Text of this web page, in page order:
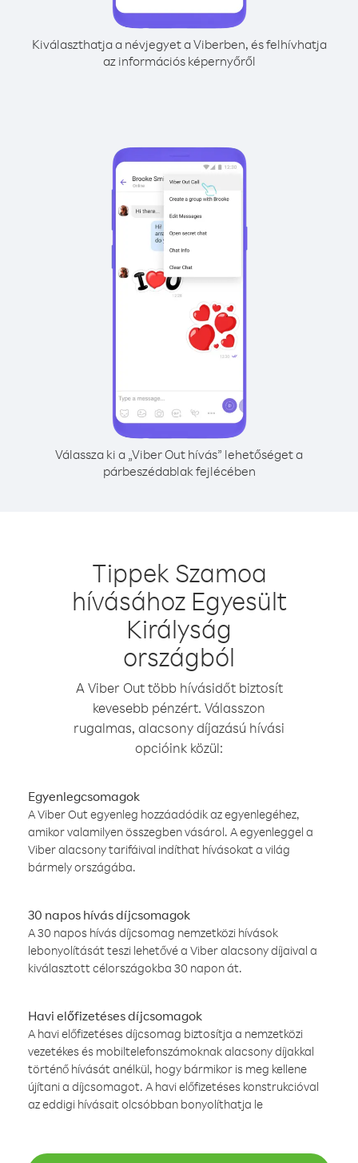
Kiválaszthatja a névjegyet a Viberben, és felhívhatja
az információs képernyőről
Válassza ki a „Viber Out hívás” lehetőséget a
párbeszédablak fejlécében
Tippek Szamoa
hívásához Egyesült
Királyság
országból
A Viber Out több hívásidőt biztosít
kevesebb pénzért. Válasszon
rugalmas, alacsony díjazású hívási
opcióink közül:
Egyenlegcsomagok
A Viber Out egyenleg hozzáadódik az egyenlegéhez,
amikor valamilyen összegben vásárol. A egyenleggel a
Viber alacsony tarifáival indíthat hívásokat a világ
bármely országába.
30 napos hívás díjcsomagok
A 30 napos hívás díjcsomag nemzetközi hívások
lebonyolítását teszi lehetővé a Viber alacsony díjaival a
kiválasztott célországokba 30 napon át.
Havi előfizetéses díjcsomagok
A havi előfizetéses díjcsomag biztosítja a nemzetközi
vezetékes és mobiltelefonszámoknak alacsony díjakkal
történő hívását anélkül, hogy bármikor is meg kellene
újítani a díjcsomagot. A havi előfizetéses konstrukcióval
az eddigi hívásait olcsóbban bonyolíthatja le